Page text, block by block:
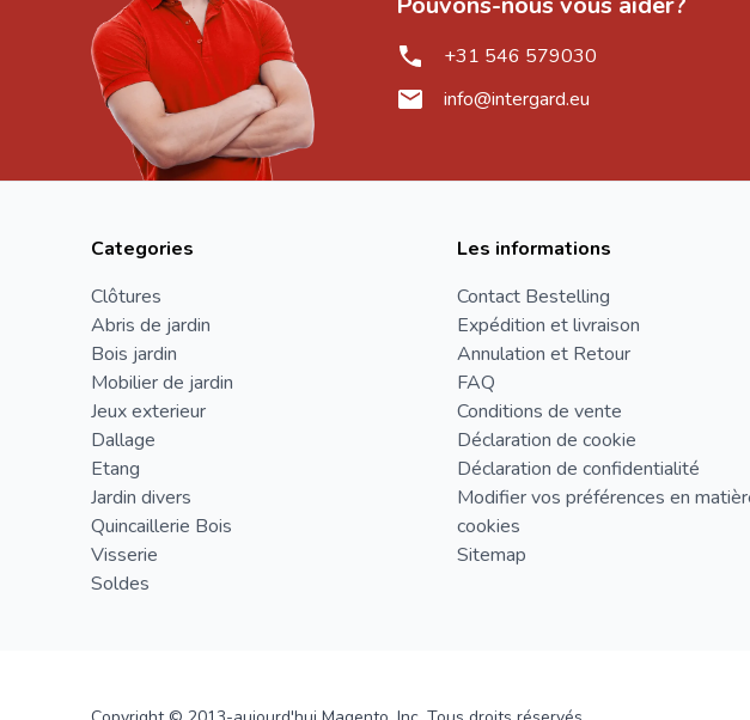
+31 546 579030
info@intergard.eu
Categories
Clôtures
Abris de jardin
Bois jardin
Mobilier de jardin
Jeux exterieur
Dallage
Etang
Jardin divers
Quincaillerie Bois
Visserie
Soldes
Les informations
Contact Bestelling
Expédition et livraison
Annulation et Retour
FAQ
Conditions de vente
Déclaration de cookie
Déclaration de confidentialité
Modifier vos préférences en
cookies
Sitemap